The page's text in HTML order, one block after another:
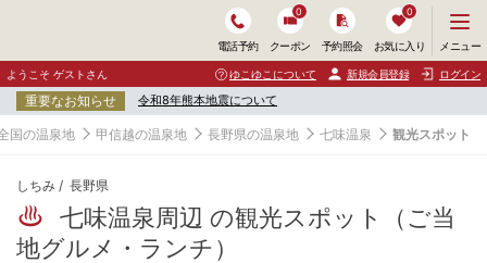
電話予約 クーポン
0
予約照会 お気に入り
0
ニ
ュ
ー
開
く
メニュー
ようこそ ゲストさん ゆこゆこについて 新規会員登録 ログイン
重要なお知らせ 令和8年熊本地震について
国の温泉地 甲信越の温泉地 長野県の温泉地 七味温泉 観光スポット
しちみ 長野県
七味温泉周辺 の観光スポット（ご当
地グルメ・ランチ）